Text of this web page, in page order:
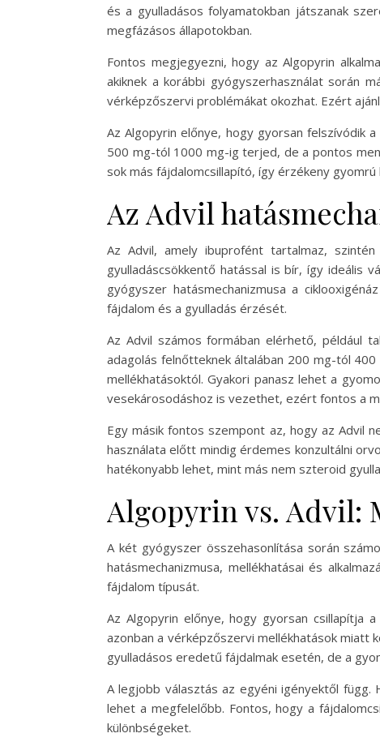
és a gyulladásos folyamatokban játszanak
megfázásos állapotokban.
Fontos megjegyezni, hogy az Algopyrin
akiknek a korábbi gyógyszerhasználat során
vérképzőszervi problémákat okozhat. Ezért
Az Algopyrin előnye, hogy gyorsan felszívódik
500 mg-tól 1000 mg-ig terjed, de a pontos
sok más fájdalomcsillapító, így érzékeny
Az Advil
Az Advil, amely ibuprofént tartalmaz,
gyulladáscsökkentő hatással is bír, így ideális
gyógyszer hatásmechanizmusa a
fájdalom és a gyulladás érzését.
Az Advil számos formában elérhető, például
adagolás felnőtteknek általában 200 mg-tól
mellékhatásoktól. Gyakori panasz lehet a
vesekárosodáshoz is vezethet, ezért fontos a
Egy másik fontos szempont az, hogy az Advil
használata előtt mindig érdemes konzultálni
hatékonyabb lehet, mint más nem szteroid
Algopyrin vs. Advil:
A két gyógyszer összehasonlítása során
hatásmechanizmusa, mellékhatásai és
fájdalom típusát.
Az Algopyrin előnye, hogy gyorsan csillapítja
azonban a vérképzőszervi mellékhatások miatt
gyulladásos eredetű fájdalmak esetén, de a
A legjobb választás az egyéni igényektől függ.
lehet a megfelelőbb. Fontos, hogy a
különbségeket.